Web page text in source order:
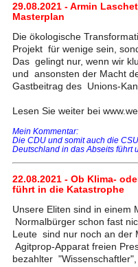
29.08.2021 - Armin
Masterplan
Die ökologische
Projekt für wenige sein,
Das gelingt nur, wenn wir
und ansonsten der Macht
Gastbeitrag des Unions-
Lesen Sie weiter bei
Mein Kommentar:
Die CDU und somit auch die
Deutschland in das Abseits führt
22.08.2021 - Ob Klima-
führt in die Katastrophe
Unsere Eliten sind in einem
Normalbürger schon fast
Leute sind nur noch an der
Agitprop-Apparat freien
bezahlter